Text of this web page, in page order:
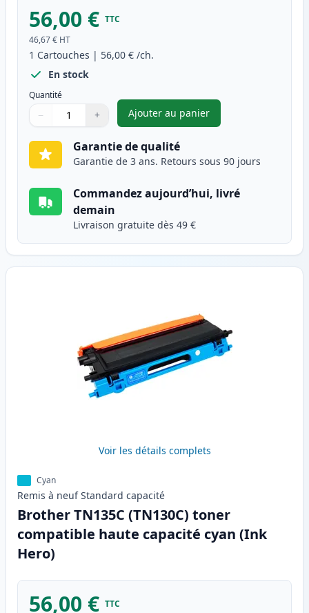
56,00 € TTC
46,67 € HT
1 Cartouches | 56,00 € /ch.
En stock
Quantité
Quantité
Utilisez les boutons pour ajuster
− +
Quantité
Ajouter au panier
,Brother TN135BK
Garantie de qualité
Garantie de 3 ans. Retours sous 90 jours
Commandez aujourd’hui, livré
demain
Livraison gratuite dès 49 €
Voir les détails complets
Cyan
Remis à neuf Standard capacité
Brother TN135C (TN130C) toner
compatible haute capacité cyan (Ink
Hero)
56,00 € TTC